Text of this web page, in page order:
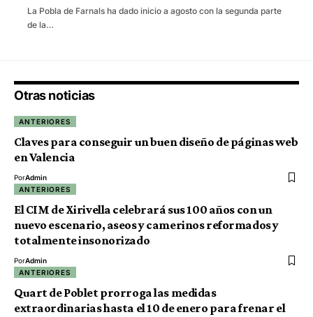
La Pobla de Farnals ha dado inicio a agosto con la segunda parte
de la…
Otras noticias
ANTERIORES
Claves para conseguir un buen diseño de páginas web
en Valencia
PorAdmin
ANTERIORES
El CIM de Xirivella celebrará sus 100 años con un
nuevo escenario, aseos y camerinos reformados y
totalmente insonorizado
PorAdmin
ANTERIORES
Quart de Poblet prorroga las medidas
extraordinarias hasta el 10 de enero para frenar el